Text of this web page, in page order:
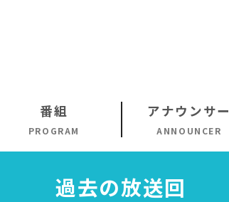
番組
PROGRAM
アナウンサー
ANNOUNCER
過去の放送回